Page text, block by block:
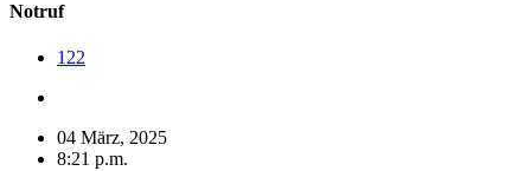
Notruf
122
04 März, 2025
8:21 p.m.